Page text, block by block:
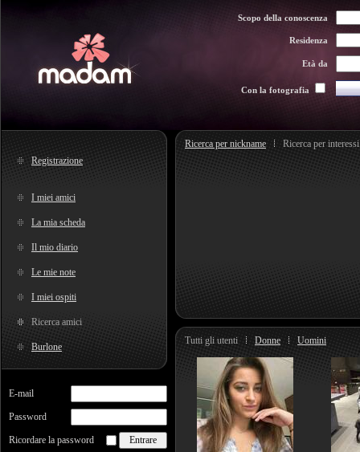
Scopo della conoscenza
Residenza
Età da
Con la fotografia
Registrazione
I miei amici
La mia scheda
Il mio diario
Le mie note
I miei ospiti
Ricerca amici
Burlone
E-mail
Password
Ricordare la password
Ricerca per nickname Ricerca per interessi
Tutti gli utenti Donne Uomini